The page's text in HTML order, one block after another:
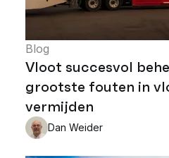
Blog
Vloot succesvol
grootste fouten in
vermijden
Dan Weider